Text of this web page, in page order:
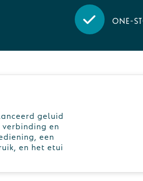
One-
geluid
en
een
en het etui